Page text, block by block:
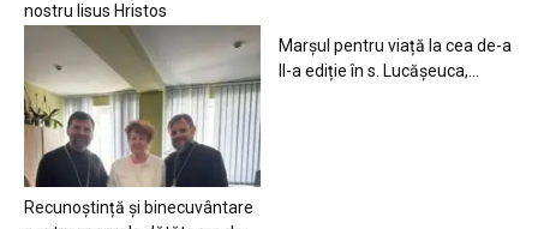
nostru Iisus Hristos
Recunoștință și binecuvântare
Marșul pentru viață la cea de-a
II-a ediție în s. Lucășeuca,...